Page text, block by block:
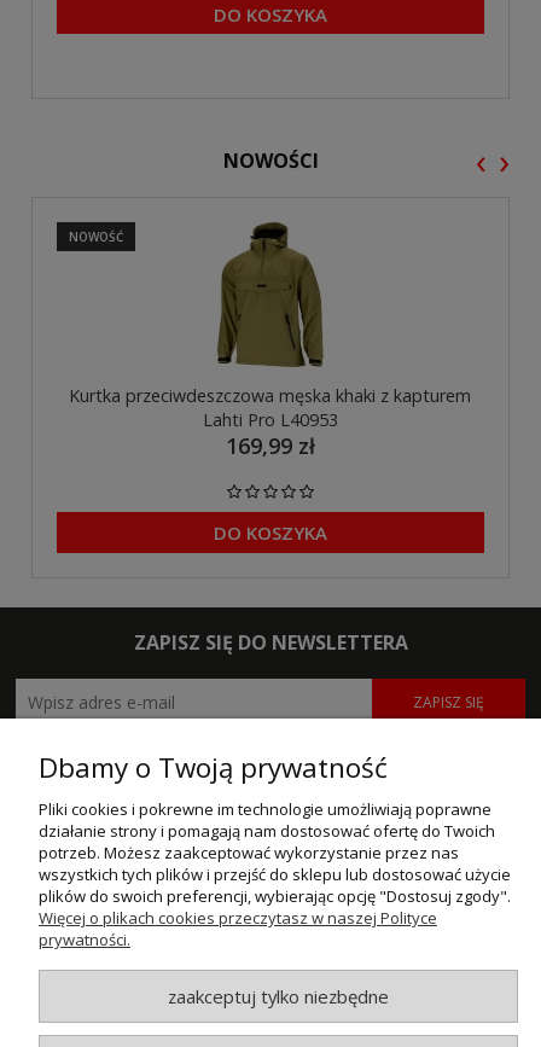
DO KOSZYKA
NOWOŚCI
Kurtka przeciwdeszczowa męska khaki z kapturem
Lahti Pro L40953
169,99 zł
DO KOSZYKA
NOWOŚĆ
‹ ›
ZAPISZ SIĘ DO NEWSLETTERA
ZAPISZ SIĘ
POMOC
MOJE KONTO
PŁATNOŚCI I DOSTAWA
INFORMACJE
O NAS
Dbamy o Twoją prywatność
Pliki cookies i pokrewne im technologie umożliwiają poprawne
działanie strony i pomagają nam dostosować ofertę do Twoich
potrzeb. Możesz zaakceptować wykorzystanie przez nas
wszystkich tych plików i przejść do sklepu lub dostosować użycie
plików do swoich preferencji, wybierając opcję "Dostosuj zgody".
Więcej o plikach cookies przeczytasz w naszej Polityce
prywatności.
zaakceptuj tylko niezbędne